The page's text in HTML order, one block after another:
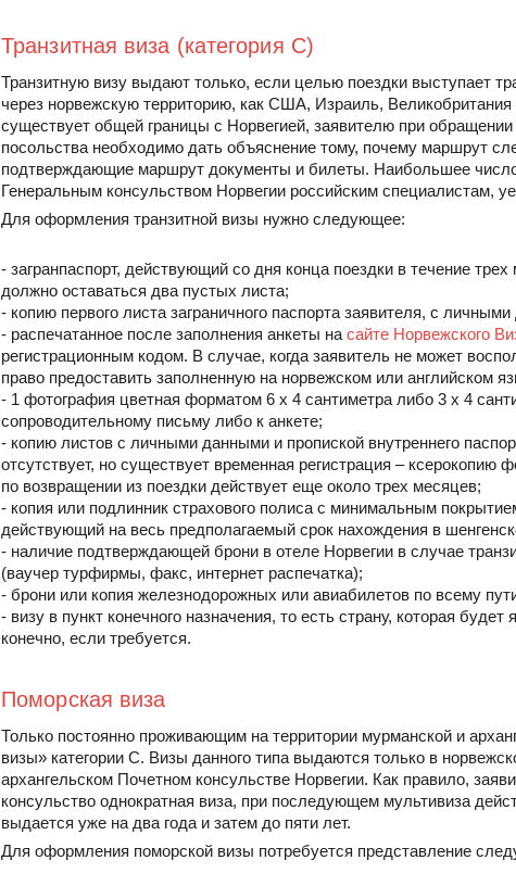
Транзитная виза (категория С)
Транзитную визу выдают только, если целью поездки выступает
через норвежскую территорию, как США, Израиль,
существует общей границы с Норвегией, заявителю при
посольства необходимо дать объяснение тому, почему маршрут
подтверждающие маршрут документы и билеты. Наибольшее
Генеральным консульством Норвегии российским специалистам,
Для оформления транзитной визы нужно следующее:
- загранпаспорт, действующий со дня конца поездки в течение
должно оставаться два пустых листа;
- копию первого листа заграничного паспорта заявителя, с
- распечатанное после заполнения анкеты на сайте Норвежского
регистрационным кодом. В случае, когда заявитель не может
право предоставить заполненную на норвежском или английском
- 1 фотография цветная форматом 6 х 4 сантиметра либо 3 х 4
сопроводительному письму либо к анкете;
- копию листов с личными данными и пропиской внутреннего
отсутствует, но существует временная регистрация –
по возвращении из поездки действует еще около трех месяцев;
- копия или подлинник страхового полиса с минимальным
действующий на весь предполагаемый срок нахождения в
- наличие подтверждающей брони в отеле Норвегии в случае
(ваучер турфирмы, факс, интернет распечатка);
- брони или копия железнодорожных или авиабилетов по всему
- визу в пункт конечного назначения, то есть страну, которая
конечно, если требуется.
Поморская виза
Только постоянно проживающим на территории мурманской и
визы» категории С. Визы данного типа выдаются только в
архангельском Почетном консульстве Норвегии. Как правило,
консульство однократная виза, при последующем мультивиза
выдается уже на два года и затем до пяти лет.
Для оформления поморской визы потребуется представление